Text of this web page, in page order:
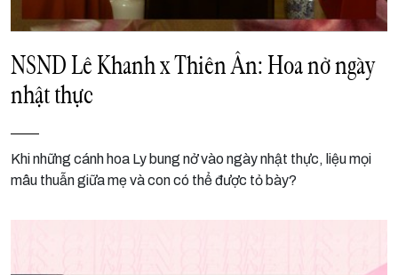
NSND Lê Khanh x Thiên Ân: Hoa nở ngày
nhật thực
Khi những cánh hoa Ly bung nở vào ngày nhật thực, liệu mọi
mâu thuẫn giữa mẹ và con có thể được tỏ bày?